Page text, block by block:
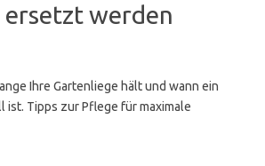
ersetzt werden
Ihre Gartenliege hält und wann ein
ist. Tipps zur Pflege für maximale